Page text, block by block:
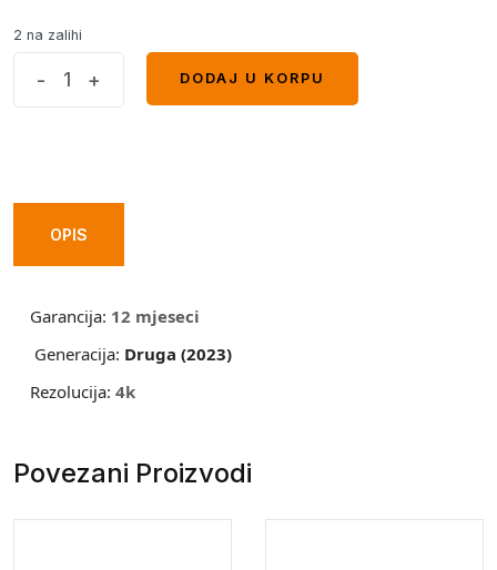
2 na zalihi
quantity
- +
DODAJ U KORPU
OPIS
Garancija: 12 mjeseci
Generacija: Druga (2023)
Rezolucija: 4k
Povezani Proizvodi